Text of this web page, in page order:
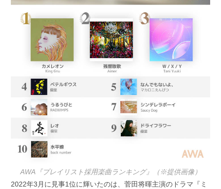
AWA『プレイリスト採用楽曲ランキング』（※提供画像）
2022年3月に見事1位に輝いたのは、菅田将暉主演のドラマ『ミ